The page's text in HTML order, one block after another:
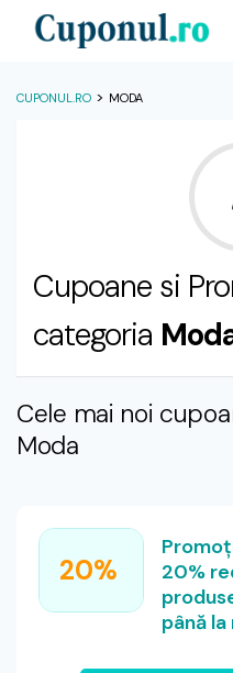
CUPONUL.RO > MODA
Cupoane si
categoria
Cele mai noi
Moda
20%
20%
până